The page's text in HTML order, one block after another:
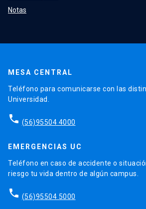
Notas
MESA CENTRAL
Teléfono para comunicarse con las
Universidad.
phone (56)95504 4000
EMERGENCIAS UC
Teléfono en caso de accidente o
riesgo tu vida dentro de algún campus.
phone (56)95504 5000